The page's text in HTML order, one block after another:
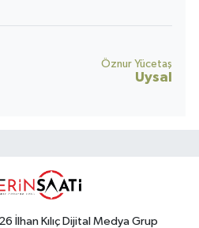
Öznur Yücetaş
Uysal
İlhan Kılıç Dijital Medya Grup